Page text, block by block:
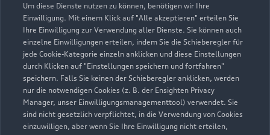
Um diese Dienste nutzen zu können, benötigen wir Ihre
Einwilligung. Mit einem Klick auf "Alle akzeptieren" erteilen Sie
Ihre Einwilligung zur Verwendung aller Dienste. Sie können auch
einzelne Einwilligungen erteilen, indem Sie die Schieberegler für
jede Cookie-Kategorie einzeln anklicken und diese Einstellungen
durch Klicken auf "Einstellungen speichern und fortfahren"
speichern. Falls Sie keinen der Schieberegler anklicken, werden
nur die notwendigen Cookies (z. B. der Ensighten Privacy
Manager, unser Einwilligungsmanagementtool) verwendet. Sie
sind nicht gesetzlich verpflichtet, in die Verwendung von Cookies
einzuwilligen, aber wenn Sie Ihre Einwilligung nicht erteilen,
qualifiziert.
Zurück nach oben
Modelle